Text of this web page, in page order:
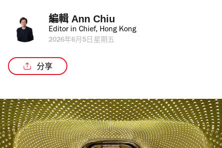
編輯 Ann Chiu
Editor in Chief, Hong Kong
2026年6月5日星期五
分享